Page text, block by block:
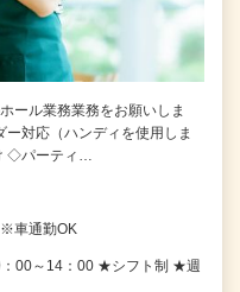
ール業務業務をお願いしま
対応（ハンディを使用しま
◇パーティ…
車通勤OK
：00～14：00 ★シフト制 ★週